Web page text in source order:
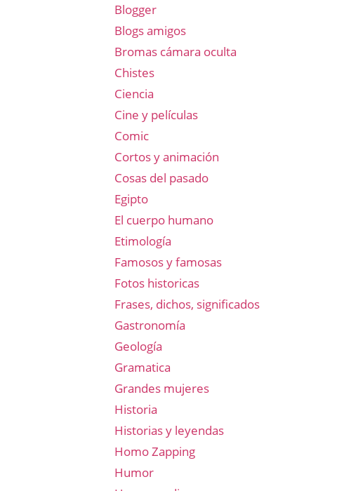
Blogger
Blogs amigos
Bromas cámara oculta
Chistes
Ciencia
Cine y películas
Comic
Cortos y animación
Cosas del pasado
Egipto
El cuerpo humano
Etimología
Famosos y famosas
Fotos historicas
Frases, dichos, significados
Gastronomía
Geología
Gramatica
Grandes mujeres
Historia
Historias y leyendas
Homo Zapping
Humor